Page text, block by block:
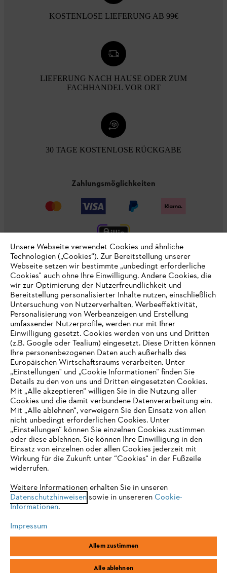
KOSTENLOSE LIEFERUNG AB 99€
LIEFERUNG NACH HAUSE ODER ZUM
FACHHANDEL VOR ORT
30 TAGE KOSTENLOSE RÜCKGABE
Zahlungsmöglichkeiten
Unternehmen
Online Shop
Service
Allgemeine Geschäftsbedingungen Datenschutz
Impressum Cookies Rechtliche Informationen
STIHL Vertriebszentrale AG & Co. KG, D-64807 Dieburg
IHR BROWSER WIRD NICHT
UNTERSTÜTZT
eine optimale Nutzung unserer Seite empfehlen wir Ihnen, zu
einem der folgenden Browser zu wechseln:
Firefox Chrome
Unsere Webseite verwendet Cookies und ähnliche
Technologien („Cookies“). Zur Bereitstellung unserer
Webseite setzen wir bestimmte „unbedingt erforderliche
Cookies" auch ohne Ihre Einwilligung. Andere Cookies, die
wir zur Optimierung der Nutzerfreundlichkeit und
Bereitstellung personalisierter Inhalte nutzen, einschließlich
Untersuchung von Nutzerverhalten, Werbeeffektivität,
Personalisierung von Werbeanzeigen und Erstellung
umfassender Nutzerprofile, werden nur mit Ihrer
Einwilligung gesetzt. Cookies werden von uns und Dritten
(z.B. Google oder Tealium) eingesetzt. Diese Dritten können
Ihre personenbezogenen Daten auch außerhalb des
Europäischen Wirtschaftsraums verarbeiten. Unter
„Einstellungen" und „Cookie Informationen“ finden Sie
Details zu den von uns und Dritten eingesetzten Cookies.
Mit „Alle akzeptieren“ willigen Sie in die Nutzung aller
Cookies und die damit verbundene Datenverarbeitung ein.
Mit „Alle ablehnen“, verweigern Sie den Einsatz von allen
nicht unbedingt erforderlichen Cookies. Unter
„Einstellungen“ können Sie einzelnen Cookies zustimmen
oder diese ablehnen. Sie können Ihre Einwilligung in den
Einsatz von einzelnen oder allen Cookies jederzeit mit
Wirkung für die Zukunft unter “Cookies“ in der Fußzeile
widerrufen.
Weitere Informationen erhalten Sie in unseren
Datenschutzhinweisensowie in unsereren Cookie-
Informationen.
Impressum
Allem zustimmen
Alle ablehnen